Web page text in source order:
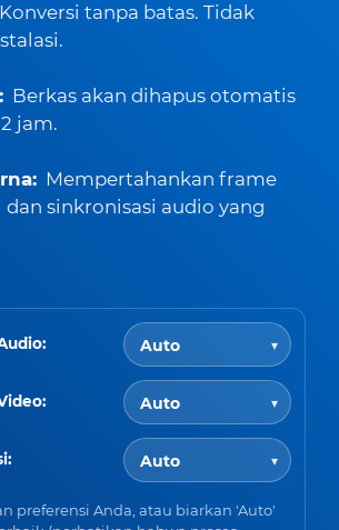
Konversi tanpa batas. Tidak
Berkas akan dihapus otomatis
jam.
Mempertahankan frame
dan sinkronisasi audio yang
preferensi Anda, atau biarkan 'Auto'